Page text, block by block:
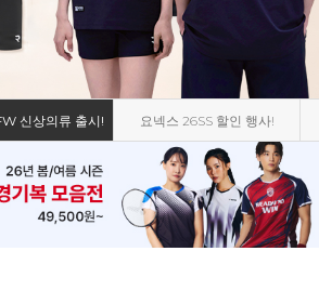
신상의류 출시! 요넥스 26SS 할인 행사!